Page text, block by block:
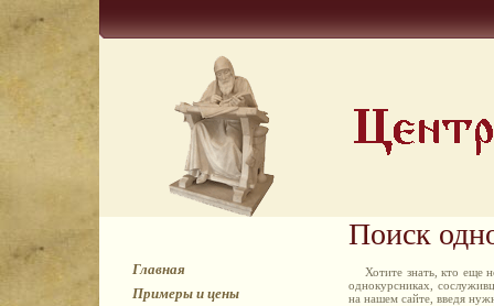
Главная
Примеры и цены
Поиск
Хотите знать, кто еще
однокурсниках,
на нашем сайте, введя